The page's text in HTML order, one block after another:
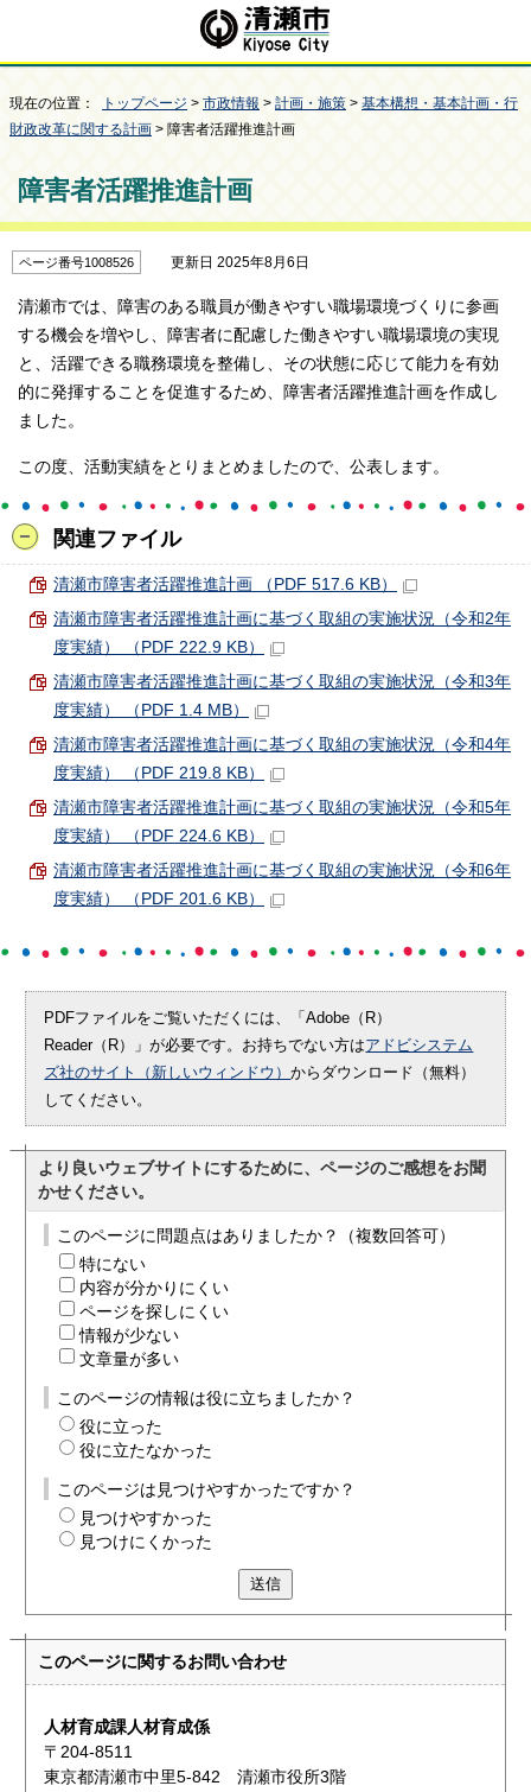
現在の位置： トップページ > 市政情報 > 計画・施策 > 基本構想・基本計画・行
財政改革に関する計画 > 障害者活躍推進計画
障害者活躍推進計画
ページ番号1008526 更新日 2025年8月6日
清瀬市では、障害のある職員が働きやすい職場環境づくりに参画
する機会を増やし、障害者に配慮した働きやすい職場環境の実現
と、活躍できる職務環境を整備し、その状態に応じて能力を有効
的に発揮することを促進するため、障害者活躍推進計画を作成し
ました。
この度、活動実績をとりまとめましたので、公表します。
関連ファイル
清瀬市障害者活躍推進計画 （PDF 517.6 KB）
清瀬市障害者活躍推進計画に基づく取組の実施状況（令和2年
度実績） （PDF 222.9 KB）
清瀬市障害者活躍推進計画に基づく取組の実施状況（令和3年
度実績） （PDF 1.4 MB）
清瀬市障害者活躍推進計画に基づく取組の実施状況（令和4年
度実績） （PDF 219.8 KB）
清瀬市障害者活躍推進計画に基づく取組の実施状況（令和5年
度実績） （PDF 224.6 KB）
清瀬市障害者活躍推進計画に基づく取組の実施状況（令和6年
度実績） （PDF 201.6 KB）
PDFファイルをご覧いただくには、「Adobe（R）
Reader（R）」が必要です。お持ちでない方はアドビシステム
ズ社のサイト（新しいウィンドウ）からダウンロード（無料）
してください。
より良いウェブサイトにするために、ページのご感想をお聞
かせください。
このページに問題点はありましたか？（複数回答可）
特にない
内容が分かりにくい
ページを探しにくい
情報が少ない
文章量が多い
このページの情報は役に立ちましたか？
役に立った
役に立たなかった
このページは見つけやすかったですか？
見つけやすかった
見つけにくかった
送信
このページに関するお問い合わせ
人材育成課人材育成係
〒204-8511
東京都清瀬市中里5-842 清瀬市役所3階